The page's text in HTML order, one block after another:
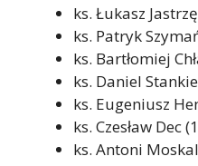
ks. Łukasz
ks. Patryk
ks. Bartłomiej
ks. Daniel
ks. Eugeniusz
ks. Czesław Dec
ks. Antoni